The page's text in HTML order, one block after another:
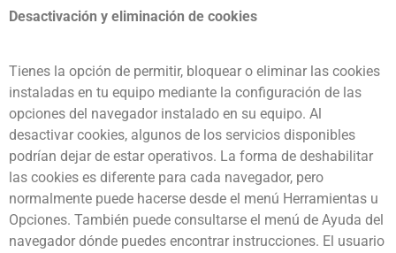
Desactivación y eliminación de cookies
Tienes la opción de permitir, bloquear o eliminar las cookies
instaladas en tu equipo mediante la configuración de las
opciones del navegador instalado en su equipo. Al
desactivar cookies, algunos de los servicios disponibles
podrían dejar de estar operativos. La forma de deshabilitar
las cookies es diferente para cada navegador, pero
normalmente puede hacerse desde el menú Herramientas u
Opciones. También puede consultarse el menú de Ayuda del
navegador dónde puedes encontrar instrucciones. El usuario